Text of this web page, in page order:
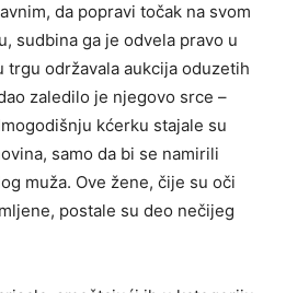
da popravi točak na svom
sudbina ga je odvela pravo u
trgu održavala aukcija oduzetih
zaledilo je njegovo srce –
kćerku stajale su
samo da bi se namirili
muža. Ove žene, čije su oči
postale su deo nečijeg